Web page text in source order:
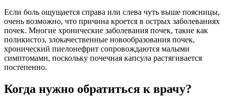
Если боль ощущается справа или слева чуть выше поясницы,
очень возможно, что причина кроется в острых заболеваниях
почек. Многие хронические заболевания почек, такие как
поликистоз, злокачественные новообразования почек,
хронический пиелонефрит сопровождаются малыми
симптомами, поскольку почечная капсула растягивается
постепенно.
Когда нужно обратиться к врачу?